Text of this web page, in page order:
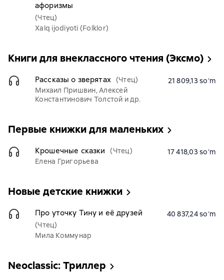
афоризмы
(Чтец)
Xalq ijodiyoti (Folklor)
Книги для внеклассного чтения (Эксмо)
Рассказы о зверятах (Чтец)
Михаил Пришвин, Алексей
Константинович Толстой и др.
21 809,13 soʻm
Первые книжки для маленьких
Крошечные сказки
(Чтец)
Елена Григорьева
17 418,03 soʻm
Новые детские книжки
Про уточку Тину и её друзей
(Чтец)
Мила Коммунар
40 837,24 soʻm
Neoclassic: Триллер